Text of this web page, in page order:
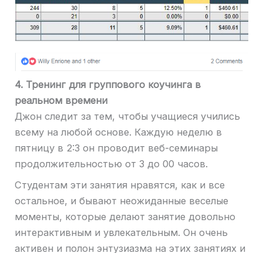
4. Тренинг для группового коучинга в
реальном времени
Джон следит за тем, чтобы учащиеся учились
всему на любой основе. Каждую неделю в
пятницу в 2:3 он проводит веб-семинары
продолжительностью от 3 до 00 часов.
Студентам эти занятия нравятся, как и все
остальное, и бывают неожиданные веселые
моменты, которые делают занятие довольно
интерактивным и увлекательным. Он очень
активен и полон энтузиазма на этих занятиях и